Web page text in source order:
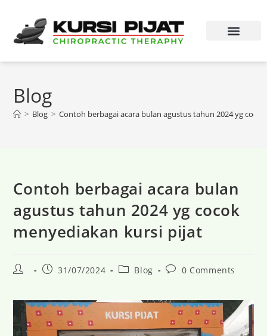
Blog
> Blog > Contoh berbagai acara bulan agustus tahun 2024 yg
Contoh berbagai acara bulan
agustus tahun 2024 yg cocok
menyediakan kursi pijat
31/07/2024 Blog 0 Comments